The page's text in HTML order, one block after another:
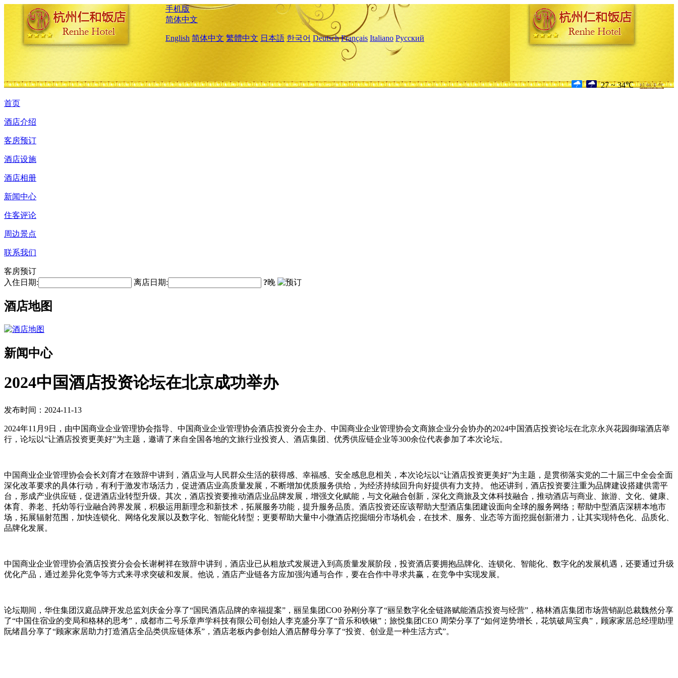
手机版
简体中文
English 简体中文 繁體中文 日本語 한국어 Deutsch Français Italiano Русский
27 ~ 34℃ 杭州天气
首页
酒店介绍
客房预订
酒店设施
酒店相册
新闻中心
住客评论
周边景点
联系我们
客房预订
入住日期:
离店日期: ?晚
酒店地图
新闻中心
2024中国酒店投资论坛在北京成功举办
发布时间：2024-11-13
2024年11月9日，由中国商业企业管理协会指导、中国商业企业管理协会酒店投资分会主办、中国商业企业管理协会文商旅企业分会协办的2024中国酒店投资论坛在北京永兴花园御瑞酒店举
行，论坛以“让酒店投资更美好”为主题，邀请了来自全国各地的文旅行业投资人、酒店集团、优秀供应链企业等300余位代表参加了本次论坛。
中国商业企业管理协会会长刘育才在致辞中讲到，酒店业与人民群众生活的获得感、幸福感、安全感息息相关，本次论坛以“让酒店投资更美好”为主题，是贯彻落实党的二十届三中全会全面
深化改革要求的具体行动，有利于激发市场活力，促进酒店业高质量发展，不断增加优质服务供给，为经济持续回升向好提供有力支持。 他还讲到，酒店投资要注重为品牌建设搭建供需平
台，形成产业供应链，促进酒店业转型升级。其次，酒店投资要推动酒店业品牌发展，增强文化赋能，与文化融合创新，深化文商旅及文体科技融合，推动酒店与商业、旅游、文化、健康、
体育、养老、托幼等行业融合跨界发展，积极运用新理念和新技术，拓展服务功能，提升服务品质。酒店投资还应该帮助大型酒店集团建设面向全球的服务网络；帮助中型酒店深耕本地市
场，拓展辐射范围，加快连锁化、网络化发展以及数字化、智能化转型；更要帮助大量中小微酒店挖掘细分市场机会，在技术、服务、业态等方面挖掘创新潜力，让其实现特色化、品质化、
品牌化发展。
中国商业企业管理协会酒店投资分会会长谢树祥在致辞中讲到，酒店业已从粗放式发展进入到高质量发展阶段，投资酒店要拥抱品牌化、连锁化、智能化、数字化的发展机遇，还要通过升级
优化产品，通过差异化竞争等方式来寻求突破和发展。他说，酒店产业链各方应加强沟通与合作，要在合作中寻求共赢，在竞争中实现发展。
论坛期间，华住集团汉庭品牌开发总监刘庆金分享了“国民酒店品牌的幸福提案”，丽呈集团CO0 孙刚分享了“丽呈数字化全链路赋能酒店投资与经营”，格林酒店集团市场营销副总裁魏然分享
了“中国住宿业的变局和格林的思考”，成都市二号乐章声学科技有限公司创始人李克盛分享了“音乐和铁锹”；旅悦集团CEO 周荣分享了“如何逆势增长，花筑破局宝典”，顾家家居总经理助理
阮绪昌分享了“顾家家居助力打造酒店全品类供应链体系”，酒店老板内参创始人酒店酵母分享了“投资、创业是一种生活方式”。